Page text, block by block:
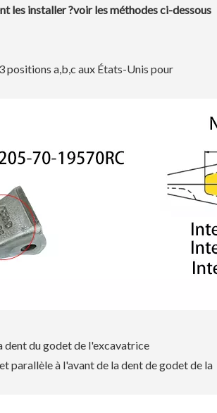
les installer ?voir les méthodes ci-dessous
positions a,b,c aux États-Unis pour
dent du godet de l'excavatrice
parallèle à l'avant de la dent de godet de la